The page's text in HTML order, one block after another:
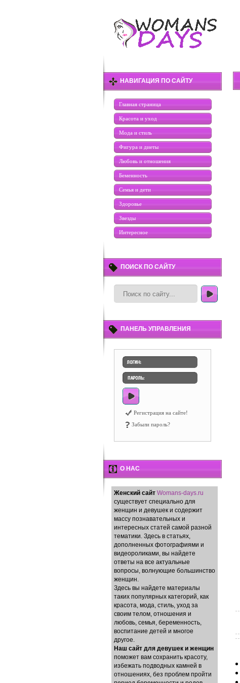
НАВИГАЦИЯ ПО САЙТУ
Главная страница
Красота и уход
Мода и стиль
Фигура и диеты
Любовь и отношения
Беменность
Семья и дети
Здоровье
Звезды
Интересное
ПОИСК ПО САЙТУ
ПАНЕЛЬ УПРАВЛЕНИЯ
Регистрация на сайте!
Забыли пароль?
О НАС
Женский сайт Womans-days.ru
существует специально для
женщин и девушек и содержит
массу познавательных и
интересных статей самой разной
тематики. Здесь в статьях,
дополненных фотографиями и
видеороликами, вы найдете
ответы на все актуальные
вопросы, волнующие большинство
женщин.
Здесь вы найдете материалы
таких популярных категорий, как
красота, мода, стиль, уход за
своим телом, отношения и
любовь, семья, беременность,
воспитание детей и многое
другое.
Наш сайт для девушек и женщин
поможет вам сохранить красоту,
избежать подводных камней в
отношениях, без проблем пройти